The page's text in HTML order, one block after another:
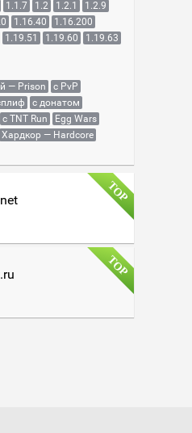
1.1.7 1.2 1.2.1
1.2.9
1.16.40
1.16.200
1.19.51 1.19.60
1.19.63
— Prison
с PvP
с донатом
с TNT Run
Egg Wars
Хардкор — Hardcore